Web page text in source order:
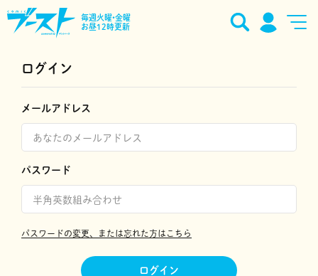
毎週火曜•金曜
お昼12時更新
ログイン
メールアドレス
パスワード
パスワードの変更、または忘れた方はこちら
ログイン